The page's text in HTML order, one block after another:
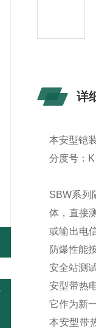
详
本安型铠
分度号：
SBW系列
体，直接
或输出电
防爆性能
安全站测
安型带热
它作为新
本安型带